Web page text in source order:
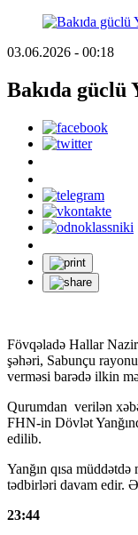
03.06.2026 - 00:18
Bakıda güclü
Fövqəladə Hallar
şəhəri, Sabunçu
verməsi barədə ilkin
Qurumdan verilən
FHN-in Dövlət
edilib.
Yanğın qısa müddətdə
tədbirləri davam edir.
23:44